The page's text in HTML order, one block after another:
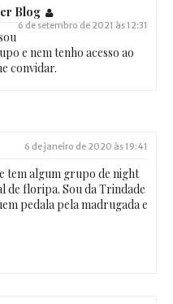
Blog
6 de setembro de 2021 às 12:31
e nem tenho acesso ao
convidar.
6 de janeiro de 2020 às 19:41
tem algum grupo de night
de floripa. Sou da Trindade
pedala pela madrugada e